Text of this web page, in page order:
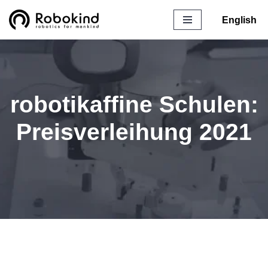
Zum
English
robotikaffine Schulen:
Preisverleihung 2021